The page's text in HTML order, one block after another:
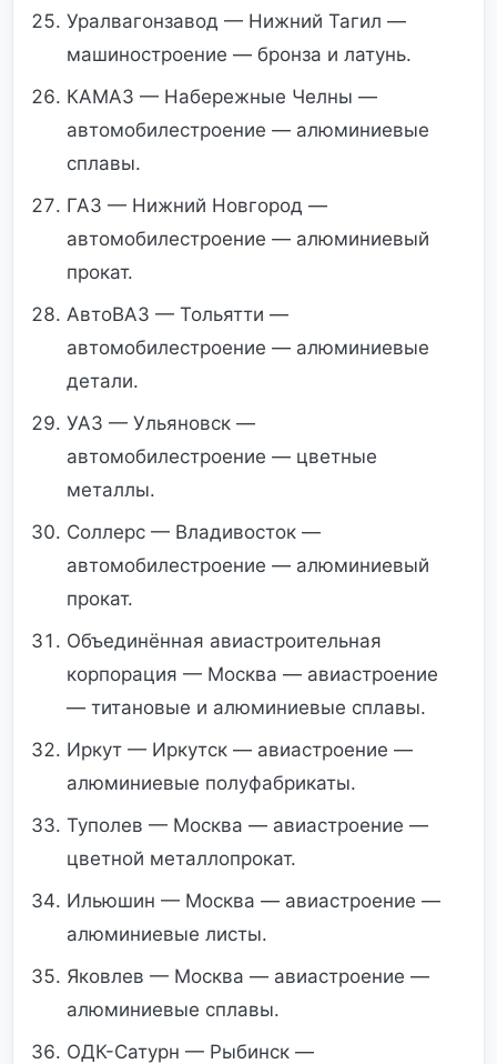
Уралвагонзавод — Нижний Тагил —
машиностроение — бронза и латунь.
КАМАЗ — Набережные Челны —
автомобилестроение — алюминиевые
сплавы.
ГАЗ — Нижний Новгород —
автомобилестроение — алюминиевый
прокат.
АвтоВАЗ — Тольятти —
автомобилестроение — алюминиевые
детали.
УАЗ — Ульяновск —
автомобилестроение — цветные
металлы.
Соллерс — Владивосток —
автомобилестроение — алюминиевый
прокат.
Объединённая авиастроительная
корпорация — Москва — авиастроение
— титановые и алюминиевые сплавы.
Иркут — Иркутск — авиастроение —
алюминиевые полуфабрикаты.
Туполев — Москва — авиастроение —
цветной металлопрокат.
Ильюшин — Москва — авиастроение —
алюминиевые листы.
Яковлев — Москва — авиастроение —
алюминиевые сплавы.
ОДК-Сатурн — Рыбинск —